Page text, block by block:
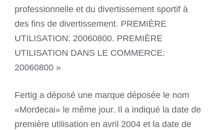
professionnelle et du divertissement sportif à
des fins de divertissement. PREMIÈRE
UTILISATION: 20060800. PREMIÈRE
UTILISATION DANS LE COMMERCE:
20060800 »
Fertig a déposé une marque déposée le nom
«Mordecai» le même jour. Il a indiqué la date de
première utilisation en avril 2004 et la date de